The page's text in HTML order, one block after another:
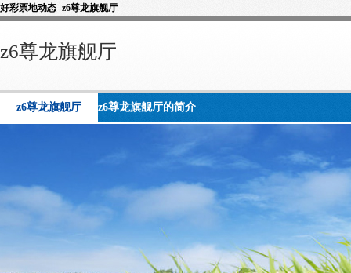
好彩票地动态 -z6尊龙旗舰厅
z6尊龙旗舰厅
z6尊龙旗舰厅 z6尊龙旗舰厅的简介